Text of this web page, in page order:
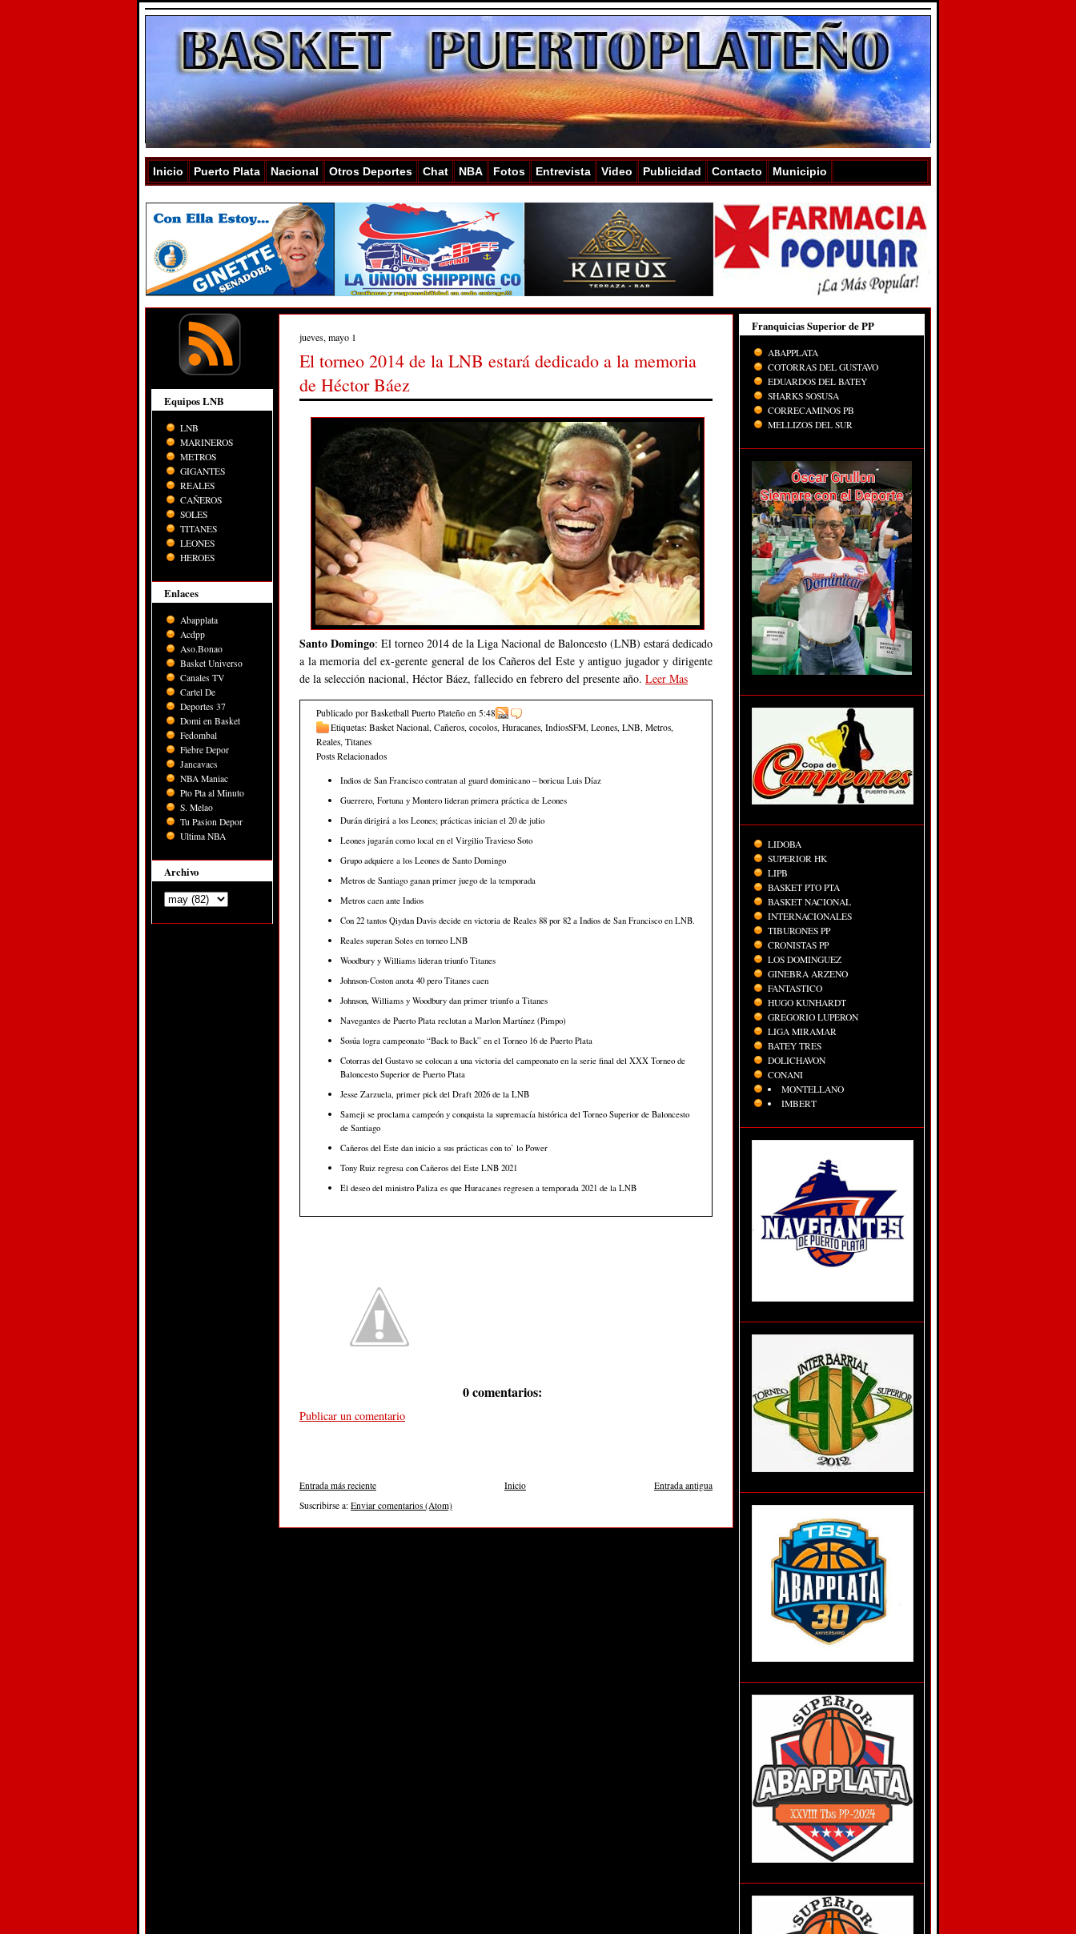
Inicio Puerto Plata Nacional Otros Deportes Chat NBA Fotos Entrevista Video Publicidad Contacto Municipio
Equipos LNB
LNB
MARINEROS
METROS
GIGANTES
REALES
CAÑEROS
SOLES
TITANES
LEONES
HEROES
Enlaces
Abapplata
Acdpp
Aso.Bonao
Basket Universo
Canales TV
Cartel De
Deportes 37
Domi en Basket
Fedombal
Fiebre Depor
Jancavacs
NBA Maniac
Pto Pta al Minuto
S. Melao
Tu Pasion Depor
Ultima NBA
Archivo
jueves, mayo 1
El torneo 2014 de la LNB estará dedicado a la memoria
de Héctor Báez
Santo Domingo: El torneo 2014 de la Liga Nacional de Baloncesto (LNB) estará dedicado
a la memoria del ex-gerente general de los Cañeros del Este y antiguo jugador y dirigente
de la selección nacional, Héctor Báez, fallecido en febrero del presente año. Leer Mas
Publicado por Basketball Puerto Plateño en 5:48
Etiquetas: Basket Nacional, Cañeros, cocolos, Huracanes, IndiosSFM, Leones, LNB, Metros,
Reales, Titanes
Posts Relacionados
Indios de San Francisco contratan al guard dominicano – boricua Luis Díaz
Guerrero, Fortuna y Montero lideran primera práctica de Leones
Durán dirigirá a los Leones; prácticas inician el 20 de julio
Leones jugarán como local en el Virgilio Travieso Soto
Grupo adquiere a los Leones de Santo Domingo
Metros de Santiago ganan primer juego de la temporada
Metros caen ante Indios
Con 22 tantos Qiydan Davis decide en victoria de Reales 88 por 82 a Indios de San Francisco en LNB.
Reales superan Soles en torneo LNB
Woodbury y Williams lideran triunfo Titanes
Johnson-Coston anota 40 pero Titanes caen
Johnson, Williams y Woodbury dan primer triunfo a Titanes
Navegantes de Puerto Plata reclutan a Marlon Martínez (Pimpo)
Sosúa logra campeonato “Back to Back” en el Torneo 16 de Puerto Plata
Cotorras del Gustavo se colocan a una victoria del campeonato en la serie final del XXX Torneo de
Baloncesto Superior de Puerto Plata
Jesse Zarzuela, primer pick del Draft 2026 de la LNB
Sameji se proclama campeón y conquista la supremacía histórica del Torneo Superior de Baloncesto
de Santiago
Cañeros del Este dan inicio a sus prácticas con to’ lo Power
Tony Ruiz regresa con Cañeros del Este LNB 2021
El deseo del ministro Paliza es que Huracanes regresen a temporada 2021 de la LNB
0 comentarios:
Publicar un comentario
Entrada más reciente Entrada antigua
Inicio
Suscribirse a: Enviar comentarios (Atom)
Franquicias Superior de PP
ABAPPLATA
COTORRAS DEL GUSTAVO
EDUARDOS DEL BATEY
SHARKS SOSUSA
CORRECAMINOS PB
MELLIZOS DEL SUR
LIDOBA
SUPERIOR HK
LIPB
BASKET PTO PTA
BASKET NACIONAL
INTERNACIONALES
TIBURONES PP
CRONISTAS PP
LOS DOMINGUEZ
GINEBRA ARZENO
FANTASTICO
HUGO KUNHARDT
GREGORIO LUPERON
LIGA MIRAMAR
BATEY TRES
DOLICHAVON
CONANI
MONTELLANO
IMBERT